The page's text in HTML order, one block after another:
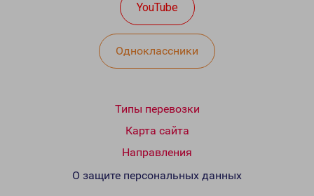
YouTube
Одноклассники
Типы перевозки
Карта сайта
Направления
О защите персональных данных